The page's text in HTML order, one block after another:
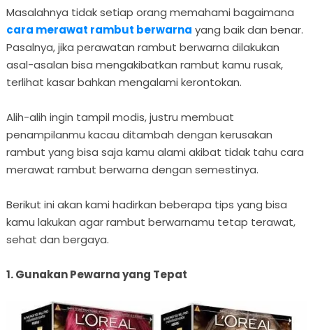
Masalahnya tidak setiap orang memahami bagaimana
cara merawat rambut berwarna yang baik dan benar.
Pasalnya, jika perawatan rambut berwarna dilakukan
asal-asalan bisa mengakibatkan rambut kamu rusak,
terlihat kasar bahkan mengalami kerontokan.
Alih-alih ingin tampil modis, justru membuat
penampilanmu kacau ditambah dengan kerusakan
rambut yang bisa saja kamu alami akibat tidak tahu cara
merawat rambut berwarna dengan semestinya.
Berikut ini akan kami hadirkan beberapa tips yang bisa
kamu lakukan agar rambut berwarnamu tetap terawat,
sehat dan bergaya.
1. Gunakan Pewarna yang Tepat